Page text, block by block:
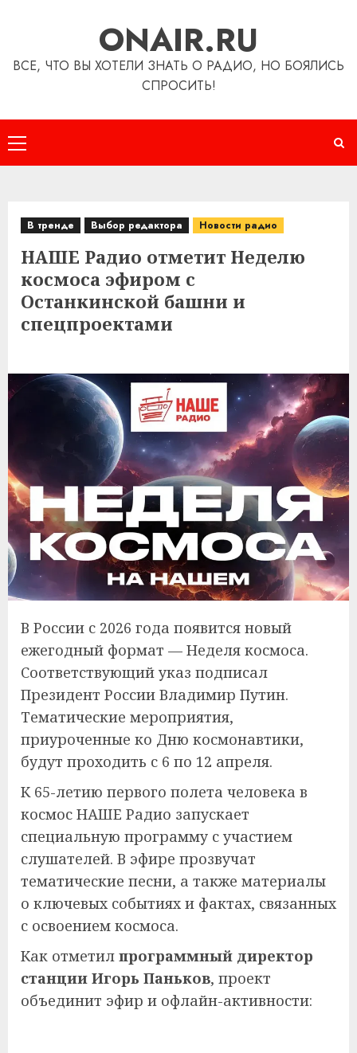
ONAIR.RU
ВСЕ, ЧТО ВЫ ХОТЕЛИ ЗНАТЬ О РАДИО, НО БОЯЛИСЬ
СПРОСИТЬ!
Основное
меню
В тренде Выбор редактора Новости радио
НАШЕ Радио отметит Неделю
космоса эфиром с
Останкинской башни и
спецпроектами
В России с 2026 года появится новый
ежегодный формат — Неделя космоса.
Соответствующий указ подписал
Президент России Владимир Путин.
Тематические мероприятия,
приуроченные ко Дню космонавтики,
будут проходить с 6 по 12 апреля.
К 65-летию первого полета человека в
космос НАШЕ Радио запускает
специальную программу с участием
слушателей. В эфире прозвучат
тематические песни, а также материалы
о ключевых событиях и фактах, связанных
с освоением космоса.
Как отметил программный директор
станции Игорь Паньков, проект
объединит эфир и офлайн-активности: